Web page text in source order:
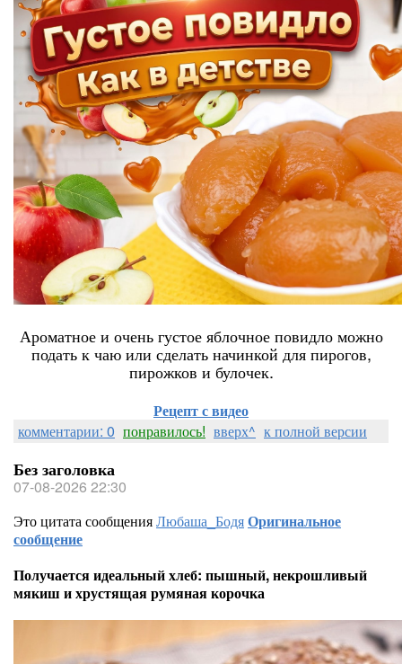
Ароматное и очень густое яблочное повидло можно
подать к чаю или сделать начинкой для пирогов,
пирожков и булочек.
Рецепт с видео
комментарии: 0 понравилось! вверх^ к полной версии
Без заголовка
07-08-2026 22:30
Это цитата сообщенияЛюбаша_БодяОригинальное
сообщение
Получается идеальный хлеб: пышный, некрошливый
мякиш и хрустящая румяная корочка